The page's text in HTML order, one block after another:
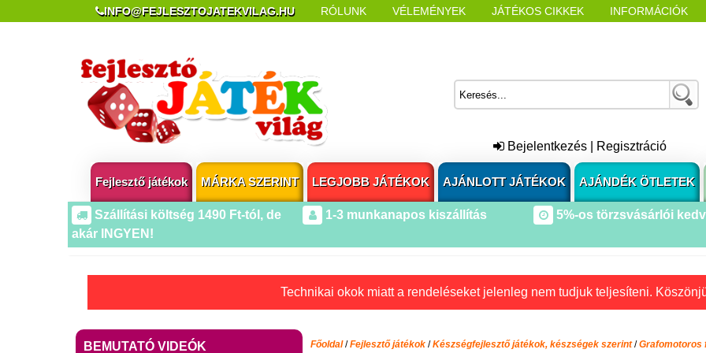
INFO@FEJLESZTOJATEKVILAG.HU RÓLUNK VÉLEMÉNYEK JÁTÉKOS CIKKEK INFORMÁCIÓK
Bejelentkezés Regisztráció
Fejlesztő játékok MÁRKA SZERINT LEGJOBB JÁTÉKOK AJÁNLOTT JÁTÉKOK AJÁNDÉK ÖTLETEK
Szállítási költség 1490 Ft-tól, de
akár INGYEN!
1-3 munkanapos kiszállítás 5%-os törzsvásárlói
Technikai okok miatt a rendeléseket jelenleg nem tudjuk teljesíteni.
BEMUTATÓ VIDEÓK Főoldal/Fejlesztő játékok /Készségfejlesztő játékok, készségek szerint /Grafomotoros